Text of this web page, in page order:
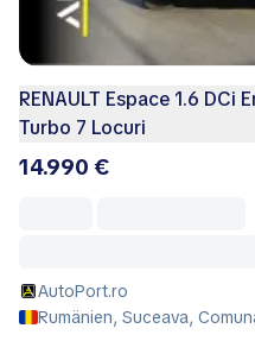
RENAULT Espace 1.6 DCi
Turbo 7 Locuri
14.990 €
AutoPort.ro
Rumänien, Suceava,